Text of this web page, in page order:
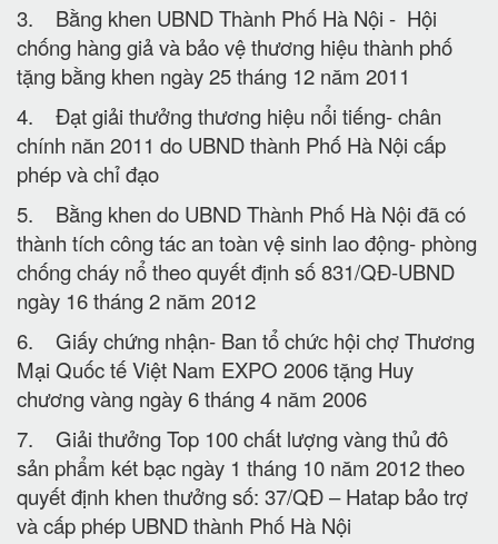
3. Bằng khen UBND Thành Phố Hà Nội - Hội
chống hàng giả và bảo vệ thương hiệu thành phố
tặng bằng khen ngày 25 tháng 12 năm 2011
4. Đạt giải thưởng thương hiệu nổi tiếng- chân
chính năn 2011 do UBND thành Phố Hà Nội cấp
phép và chỉ đạo
5. Bằng khen do UBND Thành Phố Hà Nội đã có
thành tích công tác an toàn vệ sinh lao động- phòng
chống cháy nổ theo quyết định số 831/QĐ-UBND
ngày 16 tháng 2 năm 2012
6. Giấy chứng nhận- Ban tổ chức hội chợ Thương
Mại Quốc tế Việt Nam EXPO 2006 tặng Huy
chương vàng ngày 6 tháng 4 năm 2006
7. Giải thưởng Top 100 chất lượng vàng thủ đô
sản phẩm két bạc ngày 1 tháng 10 năm 2012 theo
quyết định khen thưởng số: 37/QĐ – Hatap bảo trợ
và cấp phép UBND thành Phố Hà Nội